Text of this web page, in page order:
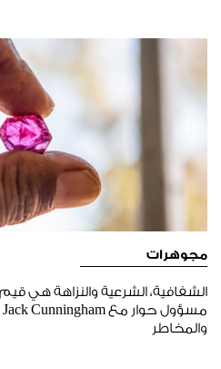
مجوهرات
والمخاطر